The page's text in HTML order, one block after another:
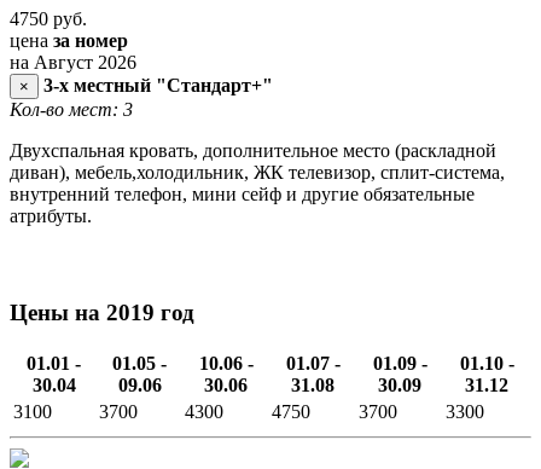
4750 руб.
цена за номер
на Август 2026
×
3-х местный "Стандарт+"
Кол-во мест: 3
Двухспальная кровать, дополнительное место (раскладной
диван), мебель,холодильник, ЖК телевизор, сплит-система,
внутренний телефон, мини сейф и другие обязательные
атрибуты.
Цены на 2019 год
01.01 -
30.04
01.05 -
09.06
10.06 -
30.06
01.07 -
31.08
01.09 -
30.09
01.10 -
31.12
3100
3700 4300 4750 3700 3300